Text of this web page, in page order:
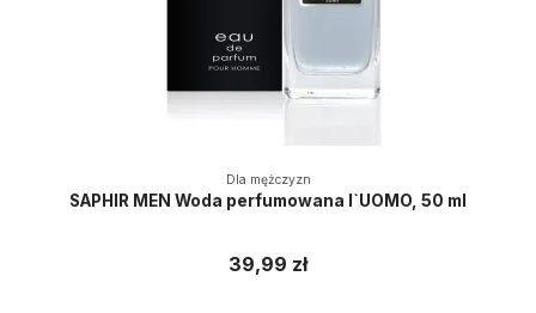
Dla mężczyzn
SAPHIR MEN Woda perfumowana l`UOMO, 50 ml
39,99 zł